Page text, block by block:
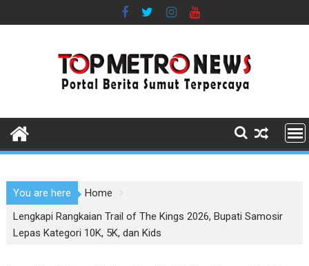
to
You are here
Home
Lengkapi Rangkaian Trail of The Kings 2026, Bupati Samosir
Lepas Kategori 10K, 5K, dan Kids